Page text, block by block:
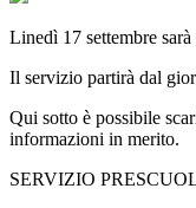
Linedì 17 settembre
Il servizio partirà dal
Qui sotto è possibile
informazioni in merito.
SERVIZIO